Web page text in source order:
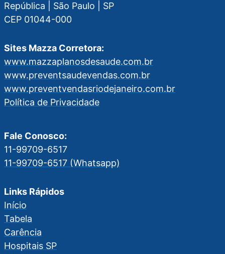
República | São Paulo | SP
CEP 01044-000
Sites Mazza Corretora:
www.mazzaplanosdesaude.com.br
www.preventsaudevendas.com.br
www.preventvendasriodejaneiro.com.br
Política de Privacidade
Fale Conosco:
11-99709-6517
11-99709-6517 (Whatsapp)
Links Rápidos
Início
Tabela
Carência
Hospitais SP